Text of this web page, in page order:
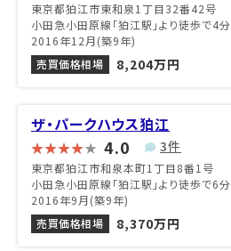
東京都狛江市東和泉1丁目32番42号
小田急小田原線「狛江駅」より徒歩で4分
2016年12月(築9年)
売買価格相場
8,204万円
ザ・パークハウス狛江
4.0 3件
東京都狛江市和泉本町1丁目8番1号
小田急小田原線「狛江駅」より徒歩で6分
2016年9月(築9年)
売買価格相場
8,370万円